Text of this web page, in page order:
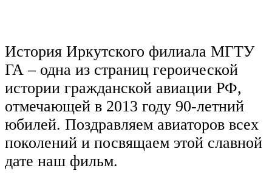
История Иркутского филиала МГТУ
ГА – одна из страниц героической
истории гражданской авиации РФ,
отмечающей в 2013 году 90-летний
юбилей. Поздравляем авиаторов всех
поколений и посвящаем этой славной
дате наш фильм.